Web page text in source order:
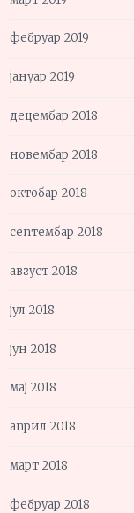
фебруар 2019
јануар 2019
децембар 2018
новембар 2018
октобар 2018
септембар 2018
август 2018
јул 2018
јун 2018
мај 2018
април 2018
март 2018
фебруар 2018